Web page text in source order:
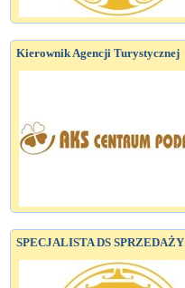
Kierownik Agencji Turystycznej
SPECJALISTA DS SPRZEDAŻY